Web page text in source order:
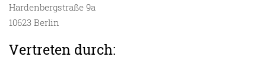
Hardenbergstraße 9a
10623 Berlin
Vertreten durch: